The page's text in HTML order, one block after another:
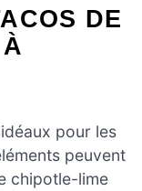
DE
pour les
peuvent
chipotle-lime